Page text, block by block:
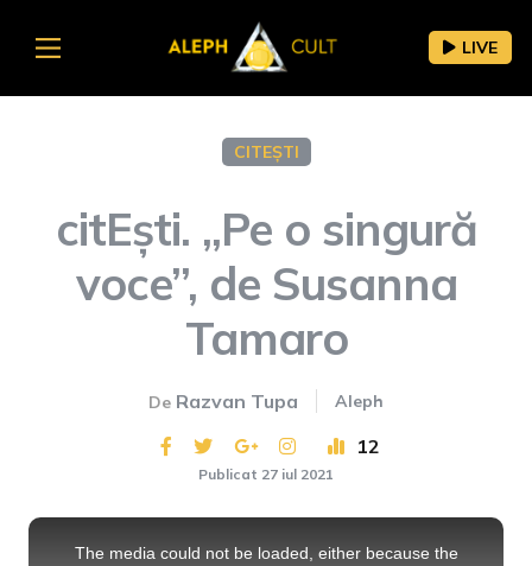
LIVE
CITEȘTI
citEști. „Pe o singură
voce”, de Susanna
Tamaro
De Razvan Tupa Aleph
12
Publicat 27 iul 2021
This
The media could not be loaded, either because the